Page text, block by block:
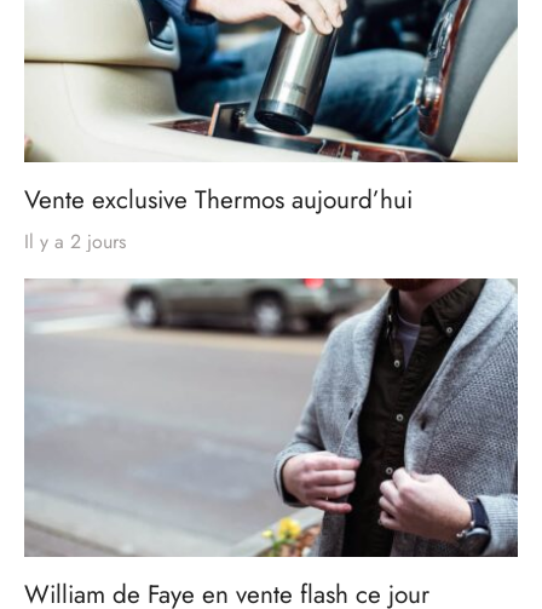
Vente exclusive Thermos aujourd’hui
Il y a 2 jours
William de Faye en vente flash ce jour